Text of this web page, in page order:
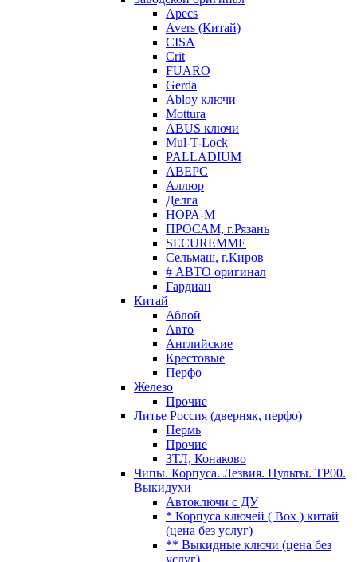
Apecs
Avers (Китай)
CISA
Crit
FUARO
Gerda
Abloy ключи
Mottura
ABUS ключи
Mul-T-Lock
PALLADIUM
АВЕРС
Аллюр
Делга
НОРА-М
ПРОСАМ, г.Рязань
SECUREMME
Сельмаш, г.Киров
# АВТО оригинал
Гардиан
Китай
Аблой
Авто
Английские
Крестовые
Перфо
Железо
Прочие
Литье Россия (дверняк, перфо)
Пермь
Прочие
ЗТЛ, Конаково
Чипы. Корпуса. Лезвия. Пульты. TP00.
Выкидухи
Автоключи с ДУ
* Корпуса ключей ( Box ) китай
(цена без услуг)
** Выкидные ключи (цена без
услуг)